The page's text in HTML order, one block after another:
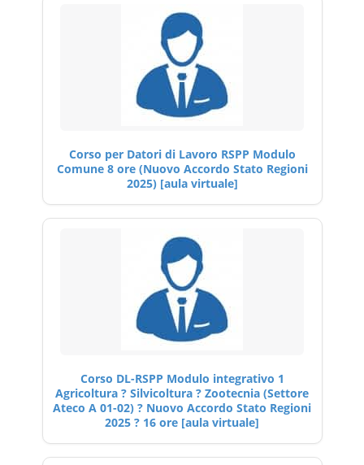
Corso per Datori di Lavoro RSPP Modulo
Comune 8 ore (Nuovo Accordo Stato Regioni
2025) [aula virtuale]
Corso DL-RSPP Modulo integrativo 1
Agricoltura ? Silvicoltura ? Zootecnia (Settore
Ateco A 01-02) ? Nuovo Accordo Stato Regioni
2025 ? 16 ore [aula virtuale]